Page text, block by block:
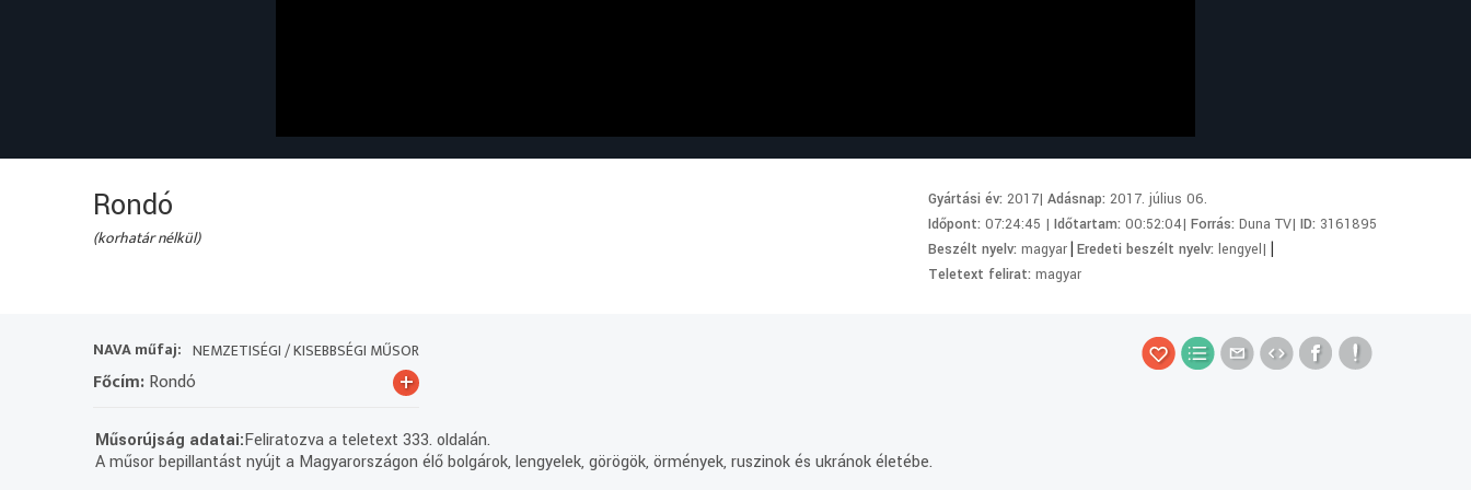
Rondó
(korhatár nélkül)
Gyártási év:2017|Adásnap:2017. július 06.
Időpont:07:24:45 |Időtartam:00:52:04|Forrás:Duna TV|ID: 3161895
Beszélt nyelv:magyar|Eredeti beszélt nyelv:lengyel| |
Teletext felirat:magyar
NAVA műfaj: NEMZETISÉGI / KISEBBSÉGI MŰSOR
Főcím:Rondó +
Műsorújság adatai:Feliratozva a teletext 333. oldalán.
A műsor bepillantást nyújt a Magyarországon élő bolgárok, lengyelek, görögök, örmények, ruszinok és ukránok életébe.